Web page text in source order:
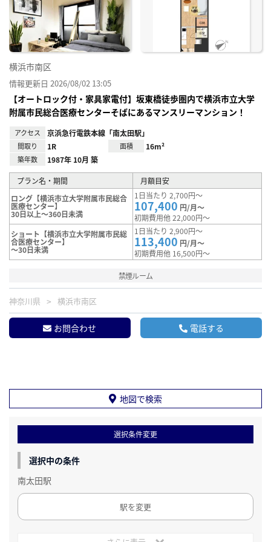
横浜市南区
情報更新日 2026/08/02 13:05
【オートロック付・家具家電付】坂東橋徒歩圏内で横浜市立大学
附属市民総合医療センターそばにあるマンスリーマンション！
アクセス 京浜急行電鉄本線「南太田駅」
間取り 1R 面積 16m²
築年数 1987年 10月 築
プラン名・期間
月額目安
ロング【横浜市立大学附属市民総合
医療センター】
30日以上～360日未満
1日当たり 2,700円～
107,400 円/月～
初期費用他 22,000円～
ショート【横浜市立大学附属市民総
合医療センター】
～30日未満
1日当たり 2,900円～
113,400 円/月～
初期費用他 16,500円～
禁煙ルーム
神奈川県 横浜市南区
お問合わせ 電話する
地図で検索
選択条件変更
選択中の条件
南太田駅
駅を変更